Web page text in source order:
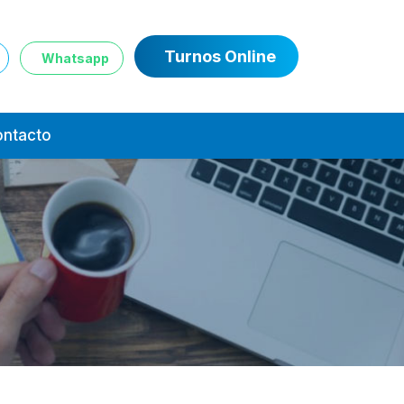
Whatsapp Turnos Online